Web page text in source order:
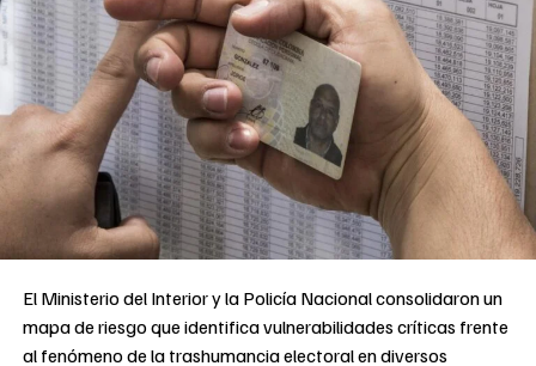
El Ministerio del Interior y la Policía Nacional consolidaron un
mapa de riesgo que identifica vulnerabilidades críticas frente
al fenómeno de la trashumancia electoral en diversos